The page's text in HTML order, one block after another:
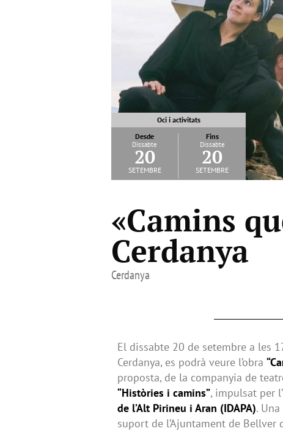
Oci i activitats
Desde
Dissabte
20
setembre
Fins
Dissabte
20
setembre
«Camins
Cerdanya
Cerdanya
El dissabte 20 de setembre a les
Cerdanya, es podrà veure l’obra
proposta, de la companyia de
“Històries i camins”, impulsat per l’
de l’Alt Pirineu i Aran (IDAPA).
suport de l’Ajuntament de Bellver